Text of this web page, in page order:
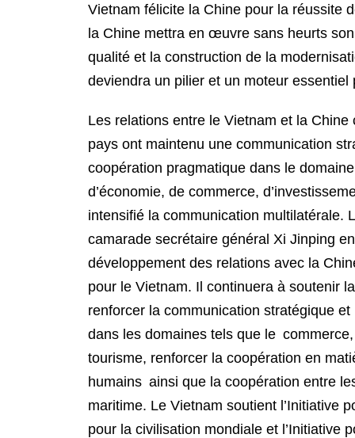
Vietnam félicite la Chine pour la réussite
la Chine mettra en œuvre sans heurts
qualité et la construction de la
deviendra un pilier et un moteur
Les relations entre le Vietnam et la
pays ont maintenu une communication
coopération pragmatique dans le
d’économie, de commerce,
intensifié la communication multilatérale.
camarade secrétaire général Xi Jinping
développement des relations avec la
pour le Vietnam. Il continuera à soutenir
renforcer la communication stratégique
dans les domaines tels que le
tourisme, renforcer la coopération en
humains ainsi que la coopération entre
maritime. Le Vietnam soutient l’Initiative
pour la civilisation mondiale et l’Initiative